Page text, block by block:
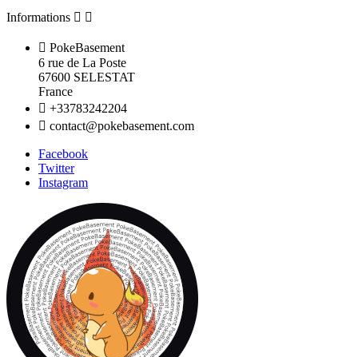
Informations  
 PokeBasement
6 rue de La Poste
67600 SELESTAT
France
 +33783242204
 contact@pokebasement.com
Facebook
Twitter
Instagram